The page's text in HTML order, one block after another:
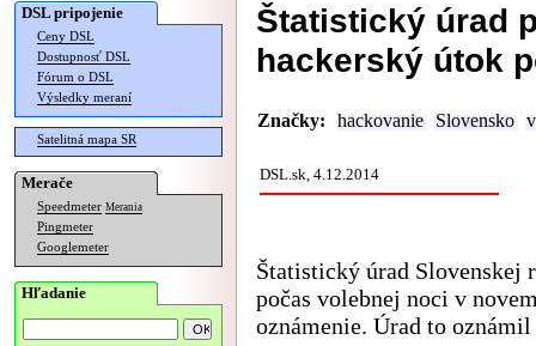
DSL pripojenie
Ceny DSL
Dostupnosť DSL
Fórum o DSL
Výsledky meraní
Satelitná mapa SR
Merače
Speedmeter Merania
Pingmeter
Googlemeter
Hľadanie
Štatistický úrad
hackerský útok
Značky: hackovanie Slovensko
DSL.sk, 4.12.2014
Štatistický úrad Slovenskej
počas volebnej noci v
oznámenie. Úrad to